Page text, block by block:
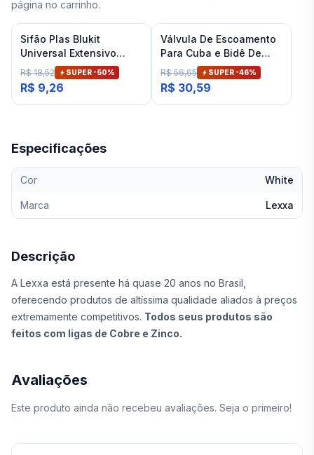
página no carrinho.
Sifão Plas Blukit
Universal Extensivo
Branco
R$ 18,52 SUPER -50%
R$ 9,26
Válvula De Escoamento
Para Cuba e Bidê De
Banheiro Cromado Deca
R$ 56,65 SUPER -46%
R$ 30,59
Especificações
Cor White
Marca Lexxa
Descrição
A Lexxa está presente há quase 20 anos no Brasil,
oferecendo produtos de altíssima qualidade aliados à preços
extremamente competitivos. Todos seus produtos são
feitos com ligas de Cobre e Zinco.
Avaliações
Este produto ainda não recebeu avaliações. Seja o primeiro!